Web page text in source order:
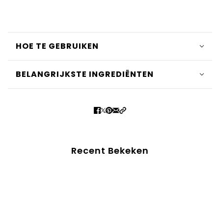
HOE TE GEBRUIKEN
BELANGRIJKSTE INGREDIËNTEN
Recent Bekeken